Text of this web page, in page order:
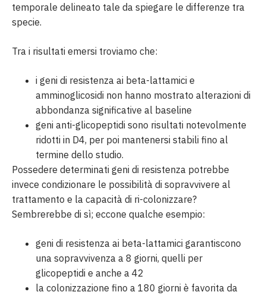
temporale delineato tale da spiegare le differenze tra
specie.
Tra i risultati emersi troviamo che:
i geni di resistenza ai beta-lattamici e
amminoglicosidi non hanno mostrato alterazioni di
abbondanza significative al baseline
geni anti-glicopeptidi sono risultati notevolmente
ridotti in D4, per poi mantenersi stabili fino al
termine dello studio.
Possedere determinati geni di resistenza potrebbe
invece condizionare le possibilità di sopravvivere al
trattamento e la capacità di ri-colonizzare?
Sembrerebbe di sì; eccone qualche esempio:
geni di resistenza ai beta-lattamici garantiscono
una sopravvivenza a 8 giorni, quelli per
glicopeptidi e anche a 42
la colonizzazione fino a 180 giorni è favorita da